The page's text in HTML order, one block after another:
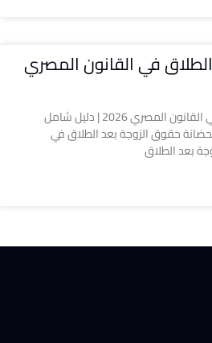
في القانون المصري
حقوق الزوجة بعد الطلاق في القانون المصري 2026 | دليل شامل
حقوق الزوجة بعد الطلاق في
بعد الطلاق